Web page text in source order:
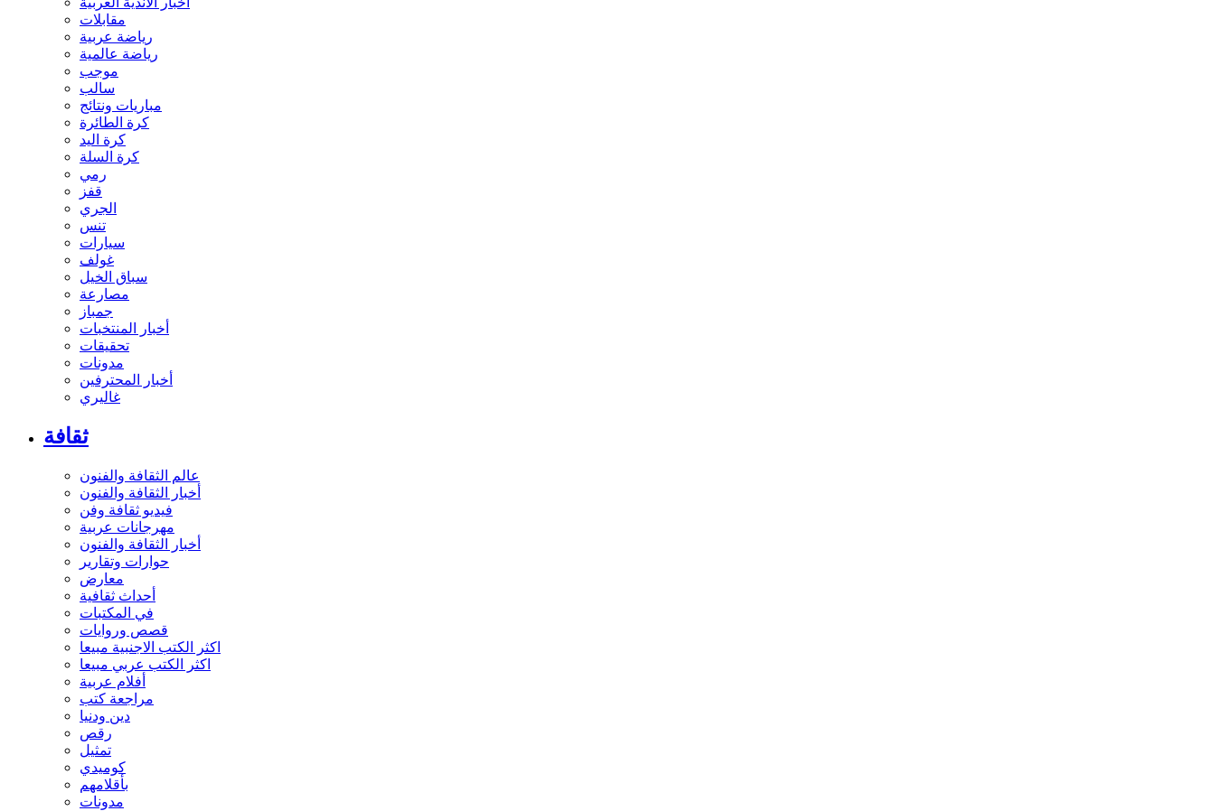
مقابلات
رياضة عربية
رياضة عالمية
موجب
سالب
مباريات ونتائج
كرة الطائرة
كرة اليد
كرة السلة
رمي
قفز
الجري
تنس
سيارات
غولف
سباق الخيل
مصارعة
جمباز
أخبار المنتخبات
تحقيقات
مدونات
أخبار المحترفين
غاليري
ثقافة
عالم الثقافة والفنون
أخبار الثقافة والفنون
فيديو ثقافة وفن
مهرجانات عربية
أخبار الثقافة والفنون
حوارات وتقارير
معارض
أحداث ثقافية
في المكتبات
قصص وروايات
اكثر الكتب الاجنبية مبيعا
اكثر الكتب عربي مبيعا
أفلام عربية
مراجعة كتب
دين ودنيا
رقص
تمثيل
كوميدي
بأقلامهم
مدونات